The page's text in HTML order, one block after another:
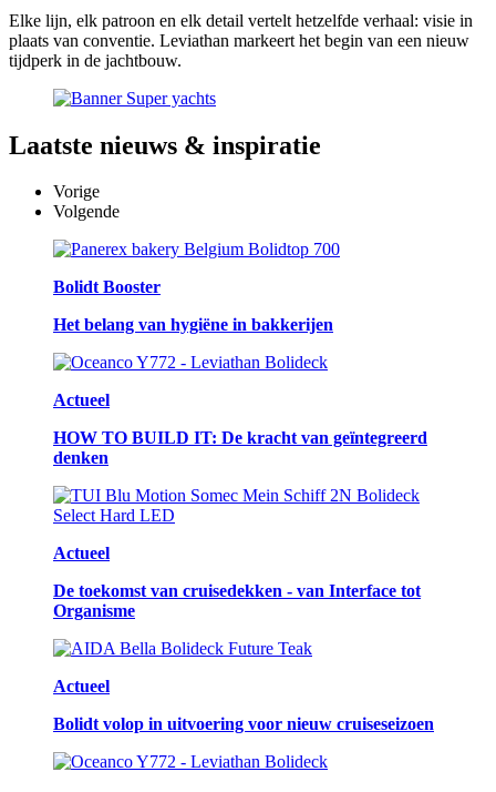
Elke lijn, elk patroon en elk detail vertelt hetzelfde verhaal: visie in
plaats van conventie. Leviathan markeert het begin van een nieuw
tijdperk in de jachtbouw.
Laatste nieuws & inspiratie
Vorige
Volgende
Bolidt Booster
Het belang van hygiëne in bakkerijen
Actueel
HOW TO BUILD IT: De kracht van geïntegreerd
denken
Actueel
De toekomst van cruisedekken - van Interface tot
Organisme
Actueel
Bolidt volop in uitvoering voor nieuw cruiseseizoen